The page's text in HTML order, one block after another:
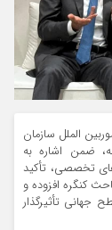
الملل سازمان
ضمن اشاره به
تخصصی، تأکید
کنگره افزوده و
تأثیرگذار